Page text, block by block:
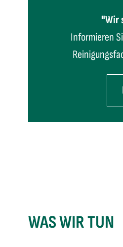
"Wir
Informieren
WAS WIR TUN